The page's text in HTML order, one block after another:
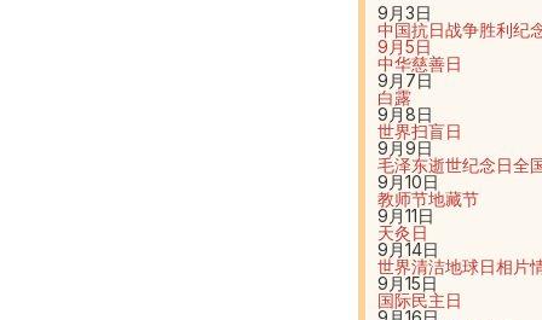
9月3日
中国抗日战争胜利纪
9月5日
中华慈善日
9月7日
白露
9月8日
世界扫盲日
9月9日
毛泽东逝世纪念日全
9月10日
教师节地藏节
9月11日
天灸日
9月14日
世界清洁地球日相片
9月15日
国际民主日